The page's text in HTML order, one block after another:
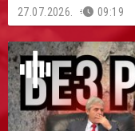
27.07.2026. 09:19